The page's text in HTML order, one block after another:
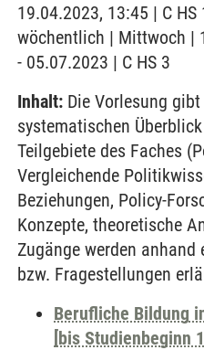
19.04.2023, 13:45 | C HS
wöchentlich | Mittwoch |
- 05.07.2023 | C HS 3
Inhalt: Die Vorlesung
systematischen
Teilgebiete des Faches
Vergleichende
Beziehungen, Policy-
Konzepte, theoretische
Zugänge werden
bzw. Fragestellungen
Berufliche Bildung
[bis Studienbeginn